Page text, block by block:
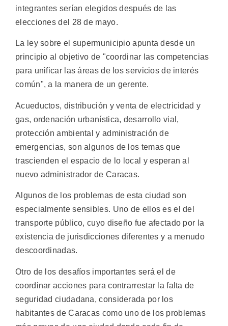
integrantes serían elegidos después de las
elecciones del 28 de mayo.
La ley sobre el supermunicipio apunta desde un
principio al objetivo de "coordinar las competencias
para unificar las áreas de los servicios de interés
común", a la manera de un gerente.
Acueductos, distribución y venta de electricidad y
gas, ordenación urbanística, desarrollo vial,
protección ambiental y administración de
emergencias, son algunos de los temas que
trascienden el espacio de lo local y esperan al
nuevo administrador de Caracas.
Algunos de los problemas de esta ciudad son
especialmente sensibles. Uno de ellos es el del
transporte público, cuyo diseño fue afectado por la
existencia de jurisdicciones diferentes y a menudo
descoordinadas.
Otro de los desafíos importantes será el de
coordinar acciones para contrarrestar la falta de
seguridad ciudadana, considerada por los
habitantes de Caracas como uno de los problemas